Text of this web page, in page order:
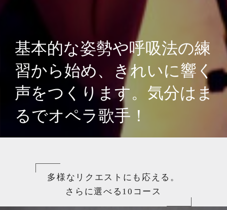
多様なリクエストにも応える。
さらに選べる10コース